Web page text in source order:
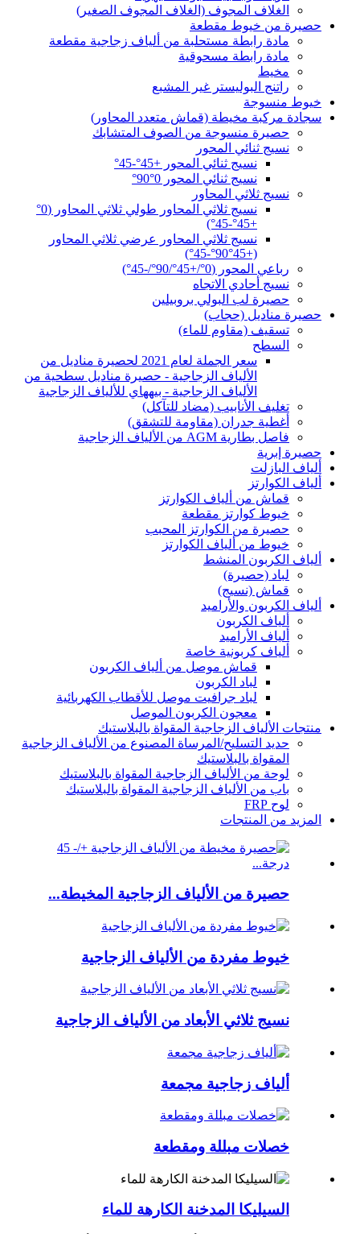
الغلاف المجوف (الغلاف المجوف الصغير)
حصيرة من خيوط مقطعة
مادة رابطة مستحلبة من ألياف زجاجية مقطعة
مادة رابطة مسحوقية
مخيط
راتنج البوليستر غير المشبع
خيوط منسوجة
سجادة مركبة مخيطة (قماش متعدد المحاور)
حصيرة منسوجة من الصوف المتشابك
نسيج ثنائي المحور
نسيج ثنائي المحور +45°-45°
نسيج ثنائي المحور 0°90°
نسيج ثلاثي المحاور
نسيج ثلاثي المحاور طولي ثلاثي المحاور (0°
+45°-45°)
نسيج ثلاثي المحاور عرضي ثلاثي المحاور
(+45°90°-45°)
رباعي المحور (0°/+45°/90°/-45°)
نسيج أحادي الاتجاه
حصيرة لب البولي بروبيلين
حصيرة مناديل (حجاب)
تسقيف (مقاوم للماء)
السطح
سعر الجملة لعام 2021 لحصيرة مناديل من
الألياف الزجاجية - حصيرة مناديل سطحية من
الألياف الزجاجية - بيههاي للألياف الزجاجية
تغليف الأنابيب (مضاد للتآكل)
أغطية جدران (مقاومة للتشقق)
فاصل بطارية AGM من الألياف الزجاجية
حصيرة إبرية
ألياف البازلت
ألياف الكوارتز
قماش من ألياف الكوارتز
خيوط كوارتز مقطعة
حصيرة من الكوارتز المحبب
خيوط من ألياف الكوارتز
ألياف الكربون المنشط
لباد (حصيرة)
قماش (نسيج)
ألياف الكربون والأراميد
ألياف الكربون
ألياف الأراميد
ألياف كربونية خاصة
قماش موصل من ألياف الكربون
لباد الكربون
لباد جرافيت موصل للأقطاب الكهربائية
معجون الكربون الموصل
منتجات الألياف الزجاجية المقواة بالبلاستيك
حديد التسليح/المرساة المصنوع من الألياف الزجاجية
المقواة بالبلاستيك
لوحة من الألياف الزجاجية المقواة بالبلاستيك
باب من الألياف الزجاجية المقواة بالبلاستيك
لوح FRP
المزيد من المنتجات
حصيرة من الألياف الزجاجية المخيطة...
خيوط مفردة من الألياف الزجاجية
نسيج ثلاثي الأبعاد من الألياف الزجاجية
ألياف زجاجية مجمعة
خصلات مبللة ومقطعة
السيليكا المدخنة الكارهة للماء